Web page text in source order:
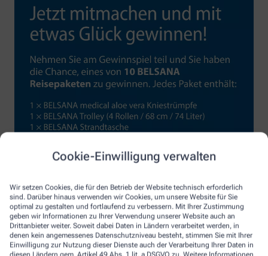
Cookie-Einwilligung verwalten
Wir setzen Cookies, die für den Betrieb der Website technisch erforderlich
sind. Darüber hinaus verwenden wir Cookies, um unsere Website für Sie
optimal zu gestalten und fortlaufend zu verbessern. Mit Ihrer Zustimmung
geben wir Informationen zu Ihrer Verwendung unserer Website auch an
Drittanbieter weiter. Soweit dabei Daten in Ländern verarbeitet werden, in
denen kein angemessenes Datenschutzniveau besteht, stimmen Sie mit Ihrer
Einwilligung zur Nutzung dieser Dienste auch der Verarbeitung Ihrer Daten in